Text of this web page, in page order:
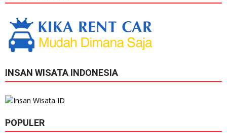
INSAN WISATA INDONESIA
POPULER